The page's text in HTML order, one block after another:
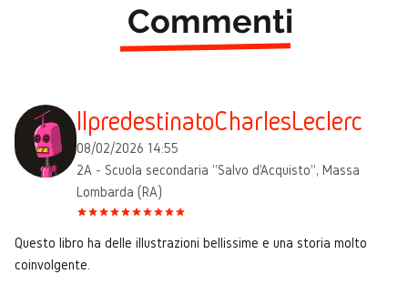
Commenti
IlpredestinatoCharlesLeclerc
08/02/2026 14:55
2A - Scuola secondaria "Salvo d'Acquisto", Massa
Lombarda (RA)
Questo libro ha delle illustrazioni bellissime e una storia molto
coinvolgente.